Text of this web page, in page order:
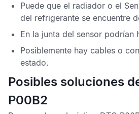
Puede que el radiador o el
del refrigerante se encuentre
En la junta del sensor podrían
Posiblemente hay cables o
estado.
Posibles soluciones
P00B2